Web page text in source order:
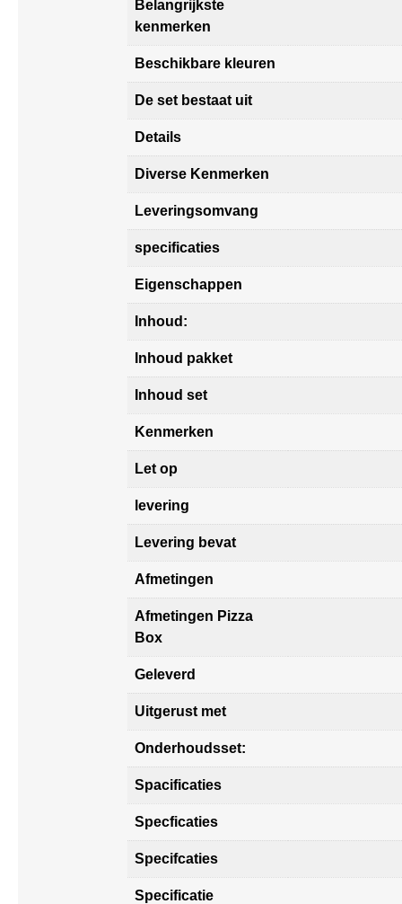
Belangrijkste
kenmerken
Beschikbare kleuren
De set bestaat uit
Details
Diverse Kenmerken
Leveringsomvang
specificaties
Eigenschappen
Inhoud:
Inhoud pakket
Inhoud set
Kenmerken
Let op
levering
Levering bevat
Afmetingen
Afmetingen Pizza
Box
Geleverd
Uitgerust met
Onderhoudsset:
Spacificaties
Specficaties
Specifcaties
Specificatie